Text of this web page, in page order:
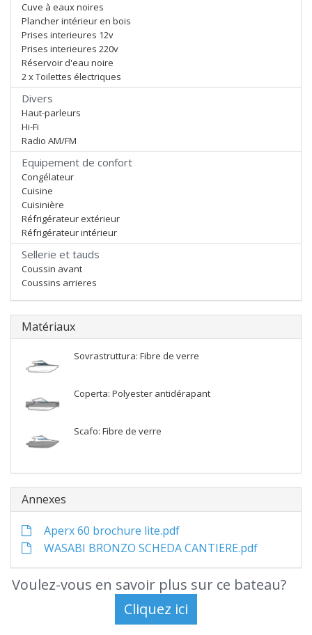
Cuve à eaux noires
Plancher intérieur en bois
Prises interieures 12v
Prises interieures 220v
Réservoir d'eau noire
2 x Toilettes électriques
Divers
Haut-parleurs
Hi-Fi
Radio AM/FM
Equipement de confort
Congélateur
Cuisine
Cuisinière
Réfrigérateur extérieur
Réfrigérateur intérieur
Sellerie et tauds
Coussin avant
Coussins arrieres
Matériaux
Sovrastruttura: Fibre de verre
Coperta: Polyester antidérapant
Scafo: Fibre de verre
Annexes
Aperx 60 brochure lite.pdf
WASABI BRONZO SCHEDA CANTIERE.pdf
Voulez-vous en savoir plus sur ce bateau?